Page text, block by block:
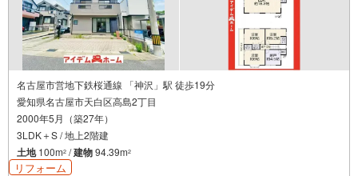
名古屋市営地下鉄桜通線 「神沢」駅 徒歩19分
愛知県名古屋市天白区高島2丁目
2000年5月（築27年）
3LDK＋S / 地上2階建
土地100m2 /建物94.39m2
リフォーム